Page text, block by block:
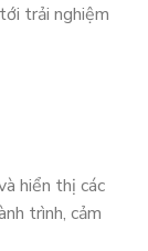
trải nghiệm
hiển thị các
trình, cảm